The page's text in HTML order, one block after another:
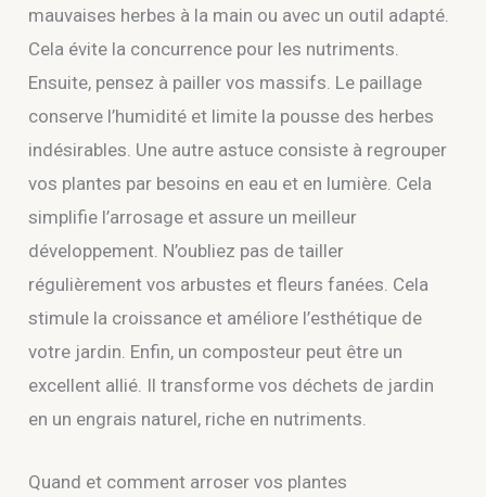
mauvaises herbes à la main ou avec un outil adapté.
Cela évite la concurrence pour les nutriments.
Ensuite, pensez à pailler vos massifs. Le paillage
conserve l’humidité et limite la pousse des herbes
indésirables. Une autre astuce consiste à regrouper
vos plantes par besoins en eau et en lumière. Cela
simplifie l’arrosage et assure un meilleur
développement. N’oubliez pas de tailler
régulièrement vos arbustes et fleurs fanées. Cela
stimule la croissance et améliore l’esthétique de
votre jardin. Enfin, un composteur peut être un
excellent allié. Il transforme vos déchets de jardin
en un engrais naturel, riche en nutriments.
Quand et comment arroser vos plantes